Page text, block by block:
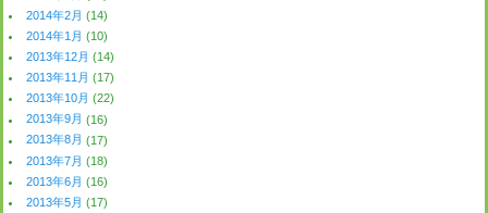
2014年2月 (14)
2014年1月 (10)
2013年12月 (14)
2013年11月 (17)
2013年10月 (22)
2013年9月 (16)
2013年8月 (17)
2013年7月 (18)
2013年6月 (16)
2013年5月 (17)